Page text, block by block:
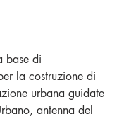
base di
la costruzione di
urbana guidate
antenna del